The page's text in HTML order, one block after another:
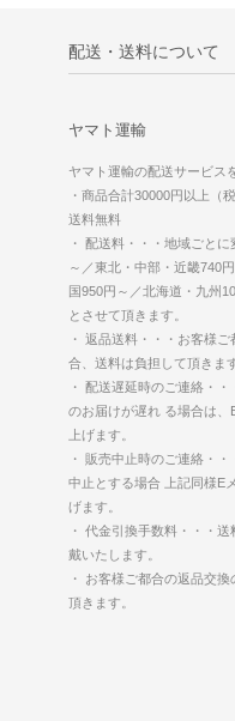
配送・送料について
ヤマト運輸
ヤマト運輸の配送サービス
・商品合計30000円以上（
送料無料
・ 配送料・・・地域ごと
～／東北・中部・近畿740
国950円～／北海道・九州
とさせて頂きます。
・ 返品送料・・・お客様
合、送料は負担して頂きます
・ 配送遅延時のご連絡・
のお届けが遅れ る場合は、
上げます。
・ 販売中止時のご連絡・
中止とする場合 上記同様E
げます。
・ 代金引換手数料・・・
戴いたします。
・ お客様ご都合の返品交
頂きます。